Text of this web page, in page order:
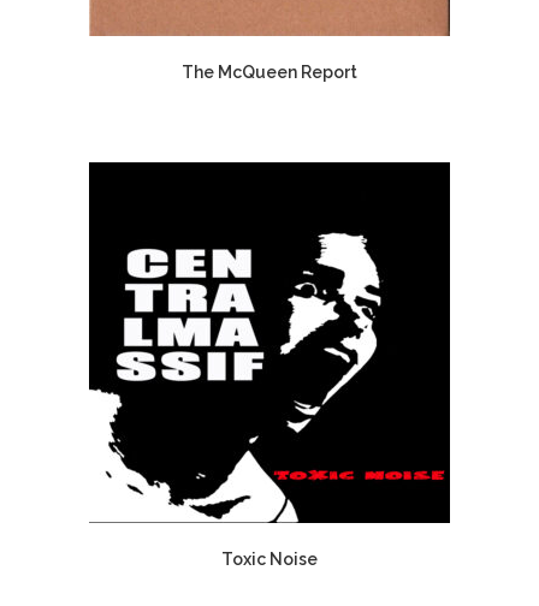
The McQueen Report
Toxic Noise